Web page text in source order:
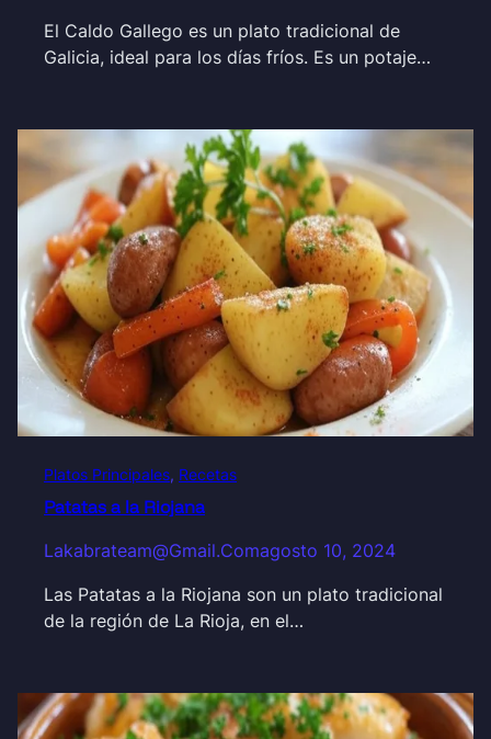
El Caldo Gallego es un plato tradicional de
Galicia, ideal para los días fríos. Es un potaje…
Platos Principales, Recetas
Patatas a la Riojana
Lakabrateam@gmail.comagosto 10, 2024
Las Patatas a la Riojana son un plato tradicional
de la región de La Rioja, en el…